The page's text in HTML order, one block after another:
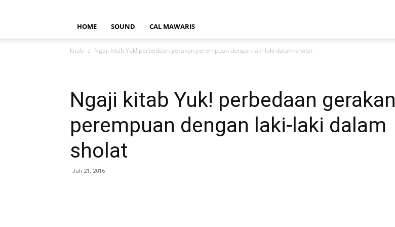
HOME SOUND CAL MAWARIS
kitab Ngaji kitab Yuk! perbedaan gerakan perempuan dengan laki-laki dalam sholat
Ngaji kitab Yuk! perbedaan gerakan
perempuan dengan laki-laki dalam
sholat
Juli 21, 2016